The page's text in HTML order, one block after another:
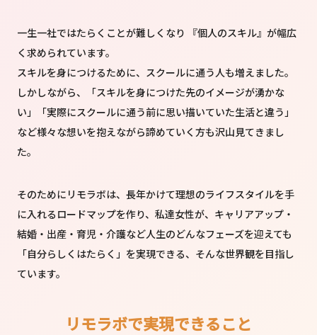
一生一社ではたらくことが難しくなり 『個人のスキル』が幅広
く求められています。
スキルを身につけるために、スクールに通う人も増えました。
しかしながら、
「スキルを身につけた先のイメージが湧かな
い」
「実際にスクールに通う前に思い描いていた生活と違う」
など様々な想いを抱えながら諦めていく方も沢山見てきまし
た。
そのためにリモラボは、長年かけて理想のライフスタイルを手
に入れるロードマップを作り、 私達女性が、キャリアアップ・
結婚・出産・育児・介護など人生のどんなフェーズを迎えても
「自分らしくはたらく」を実現できる、そんな世界観を目指し
ています。
リモラボで実現できること